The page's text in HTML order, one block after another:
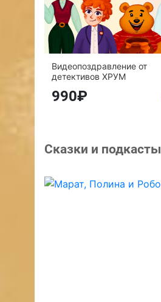
Видеопоздравление от
детективов ХРУМ
990
Сказки и подкасты